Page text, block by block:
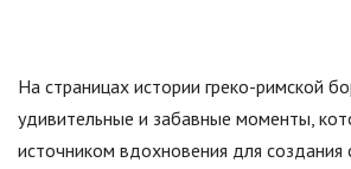
На страницах истории греко-римской
удивительные и забавные моменты,
источником вдохновения для создания